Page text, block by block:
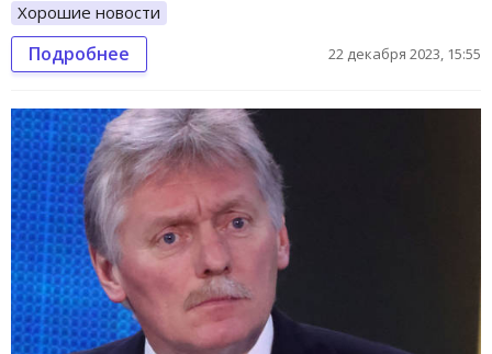
Хорошие новости
Подробнее 22 декабря 2023, 15:55